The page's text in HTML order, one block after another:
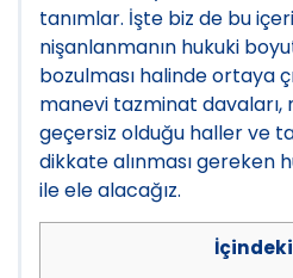
tanımlar. İşte biz de bu
nişanlanmanın hukuki
bozulması halinde ortaya
manevi tazminat davaları,
geçersiz olduğu haller ve
dikkate alınması gereken
ile ele alacağız.